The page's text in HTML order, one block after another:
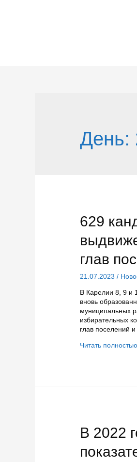
День:
629
глав
21.07.2023 /
В Карелии 8, 9 и
вновь
муниципальных
избирательных
глав поселений
629
депутатов
советов
глав
Читать
В 2022